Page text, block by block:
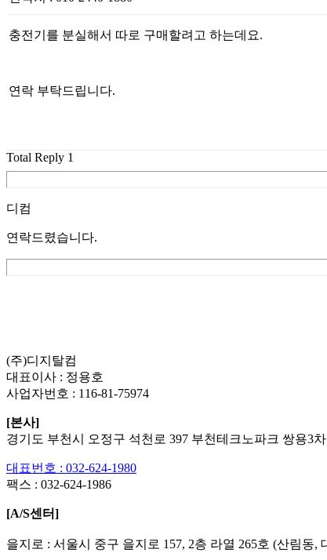
충전기를 분실해서 따로 구매할려고 하는데요.
연락 부탁드립니다.
Total Reply 1
디컴
연락드렸습니다.
(주)디지탈컴
대표이사 : 정용호
사업자번호 : 116-81-75974
[본사]
경기도 부천시 오정구 석천로 397 부천테크노파크 쌍용3
대표번호 : 032-624-1980
팩스 : 032-624-1986
[A/S센터]
을지로 : 서울시 중구 을지로 157, 2층 라열 265호 (산림동,